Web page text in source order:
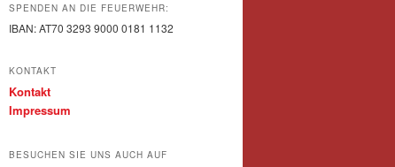
SPENDEN AN DIE FEUERWEHR:
IBAN: AT70 3293 9000 0181 1132
KONTAKT
Kontakt
Impressum
BESUCHEN SIE UNS AUCH AUF